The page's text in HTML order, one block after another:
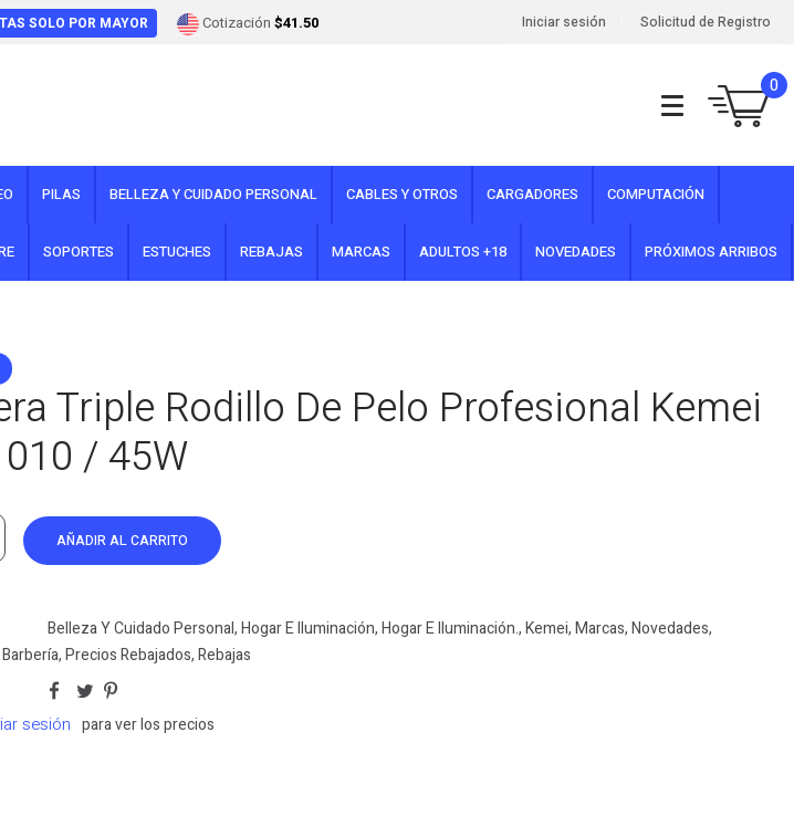
Iniciar sesión Solicitud de Registro
SOLO POR MAYOR Cotización $41.50
0
PILAS BELLEZA Y CUIDADO PERSONAL CABLES Y OTROS CARGADORES COMPUTACIÓN
SOPORTES ESTUCHES REBAJAS MARCAS ADULTOS +18 NOVEDADES PRÓXIMOS ARRIBOS
Triple Rodillo De Pelo Profesional Kemei
/ 45W
AÑADIR AL CARRITO
Belleza Y Cuidado Personal,Hogar E Iluminación,Hogar E Iluminación.,Kemei,Marcas,Novedades,
,Precios Rebajados,Rebajas
sesión para ver los precios